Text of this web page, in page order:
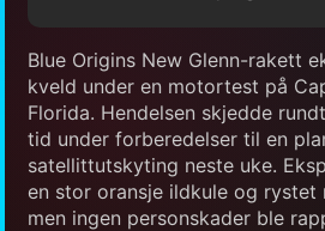
Blue Origins New Glenn-rakett
kveld under en motortest på
Florida. Hendelsen skjedde
tid under forberedelser til en
satellittutskyting neste uke.
en stor oransje ildkule og
men ingen personskader ble